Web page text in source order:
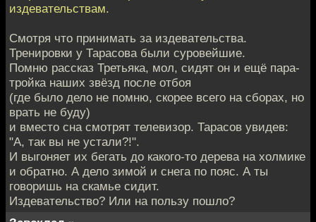
издевательствам.
Смотря что принимать за издевательства.
Тренировки у Тарасова были суровейшие.
Помню рассказ Третьяка, мол, сидят он и ещё пара-
тройка наших звёзд после отбоя
(где было дело не помню, скорее всего на сборах, но
врать не буду)
и вместо сна смотрят телевизор. Тарасов увидев:
"А, так вы не устали?!".
И выгоняет их бегать до какого-то дерева на холмике
и обратно. А дело зимой и снега по пояс. А ты
говоришь на скамье сидит.
Издевательство? Или на пользу пошло?